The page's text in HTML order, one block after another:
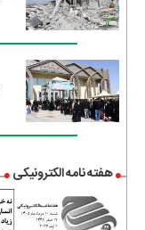
هفته نامه الکترونیکی